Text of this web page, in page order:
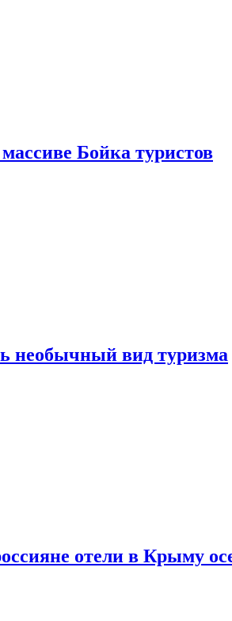
Бойка туристов
необычный вид туризма
отели в Крыму